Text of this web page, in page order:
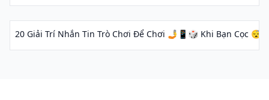
20 Giải Trí Nhắn Tin Trò Chơi Để Chơi 🤳📱🎲 Khi Bạn Cọc 😴